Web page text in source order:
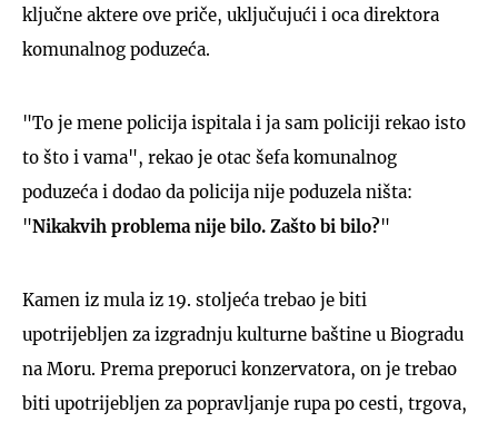
ključne aktere ove priče, uključujući i oca direktora
komunalnog poduzeća.
"To je mene policija ispitala i ja sam policiji rekao isto
to što i vama", rekao je otac šefa komunalnog
poduzeća i dodao da policija nije poduzela ništa:
"Nikakvih problema nije bilo. Zašto bi bilo?"
Kamen iz mula iz 19. stoljeća trebao je biti
upotrijebljen za izgradnju kulturne baštine u Biogradu
na Moru. Prema preporuci konzervatora, on je trebao
biti upotrijebljen za popravljanje rupa po cesti, trgova,